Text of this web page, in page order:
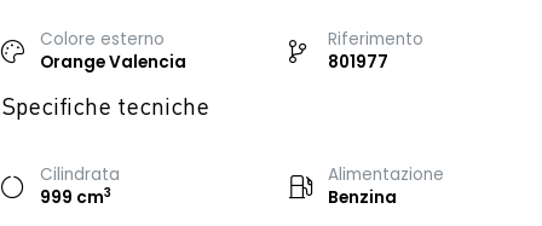
Colore esterno
Orange Valencia
Riferimento
801977
Specifiche tecniche
Cilindrata
999 cm3
Alimentazione
Benzina